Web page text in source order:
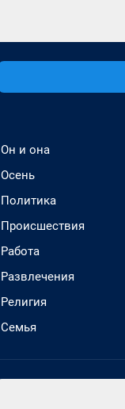
Он и она
Осень
Политика
Происшествия
Работа
Развлечения
Религия
Семья